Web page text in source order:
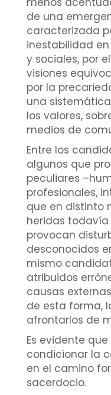
de una
caracterizada
inestabilidad
y sociales, por
visiones
por la
una
los valores,
medios de
Entre los
algunos que
peculiares
profesionales,
que en distinto
heridas
provocan
desconocidos
mismo
atribuidos
causas
de esta forma,
afrontarlos de
Es evidente
condicionar la
en el camino
sacerdocio.